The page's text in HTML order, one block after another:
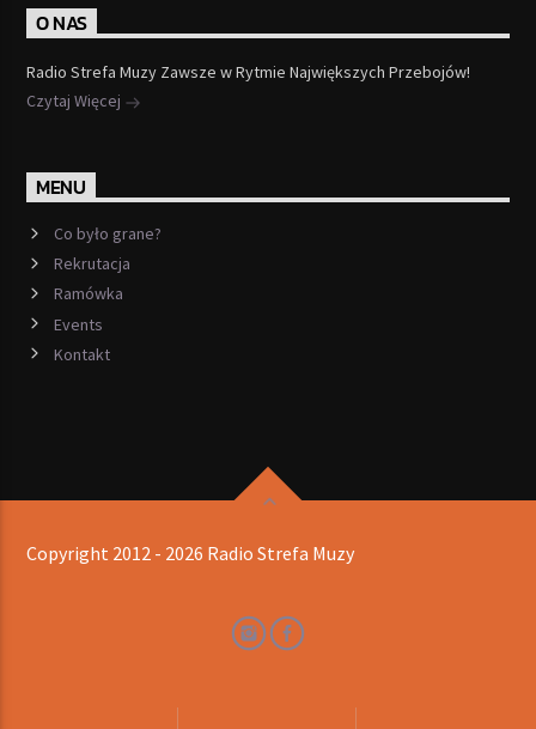
O NAS
Radio Strefa Muzy Zawsze w Rytmie Największych Przebojów!
Czytaj Więcej
MENU
Co było grane?
Rekrutacja
Ramówka
Events
Kontakt
Copyright 2012 - 2026 Radio Strefa Muzy